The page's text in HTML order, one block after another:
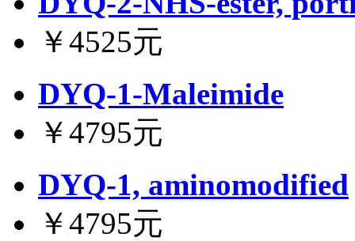
￥4525元
DYQ-1-Maleimide
￥4795元
DYQ-1, aminomodified
￥4795元